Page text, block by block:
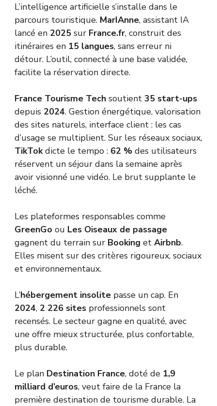
L’intelligence artificielle s’installe dans le
parcours touristique. MarIAnne, assistant IA
lancé en 2025 sur France.fr, construit des
itinéraires en 15 langues, sans erreur ni
détour. L’outil, connecté à une base validée,
facilite la réservation directe.
France Tourisme Tech soutient 35 start-ups
depuis 2024. Gestion énergétique, valorisation
des sites naturels, interface client : les cas
d’usage se multiplient. Sur les réseaux sociaux,
TikTokdicte le tempo : 62 % des utilisateurs
réservent un séjour dans la semaine après
avoir visionné une vidéo. Le brut supplante le
léché.
Les plateformes responsables comme
GreenGo ou Les Oiseaux de passage
gagnent du terrain sur Booking et Airbnb.
Elles misent sur des critères rigoureux, sociaux
et environnementaux.
L’hébergement insolite passe un cap. En
2024, 2 226 sites professionnels sont
recensés. Le secteur gagne en qualité, avec
une offre mieux structurée, plus confortable,
plus durable.
Le plan Destination France, doté de 1,9
milliard d’euros, veut faire de la France la
première destination de tourisme durable. La